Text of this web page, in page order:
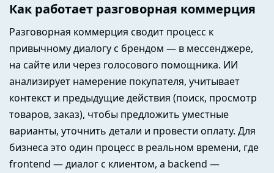
Как работает разговорная коммерция
Разговорная коммерция сводит процесс к
привычному диалогу с брендом — в мессенджере,
на сайте или через голосового помощника. ИИ
анализирует намерение покупателя, учитывает
контекст и предыдущие действия (поиск, просмотр
товаров, заказ), чтобы предложить уместные
варианты, уточнить детали и провести оплату. Для
бизнеса это один процесс в реальном времени, где
frontend — диалог с клиентом, а backend —